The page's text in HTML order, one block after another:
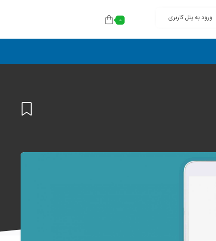
ورود به پنل کاربری 0